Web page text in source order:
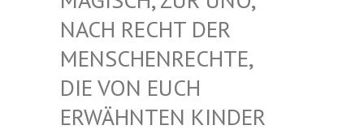
ACH RECHT DER M
ENSCHENRECHTE, D
IE VON EUCH E
RWÄHNTEN KINDER V